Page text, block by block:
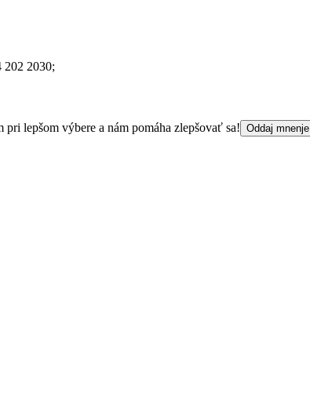
202 2030;
lepšom výbere a nám pomáha zlepšovať sa! Oddaj mnenje